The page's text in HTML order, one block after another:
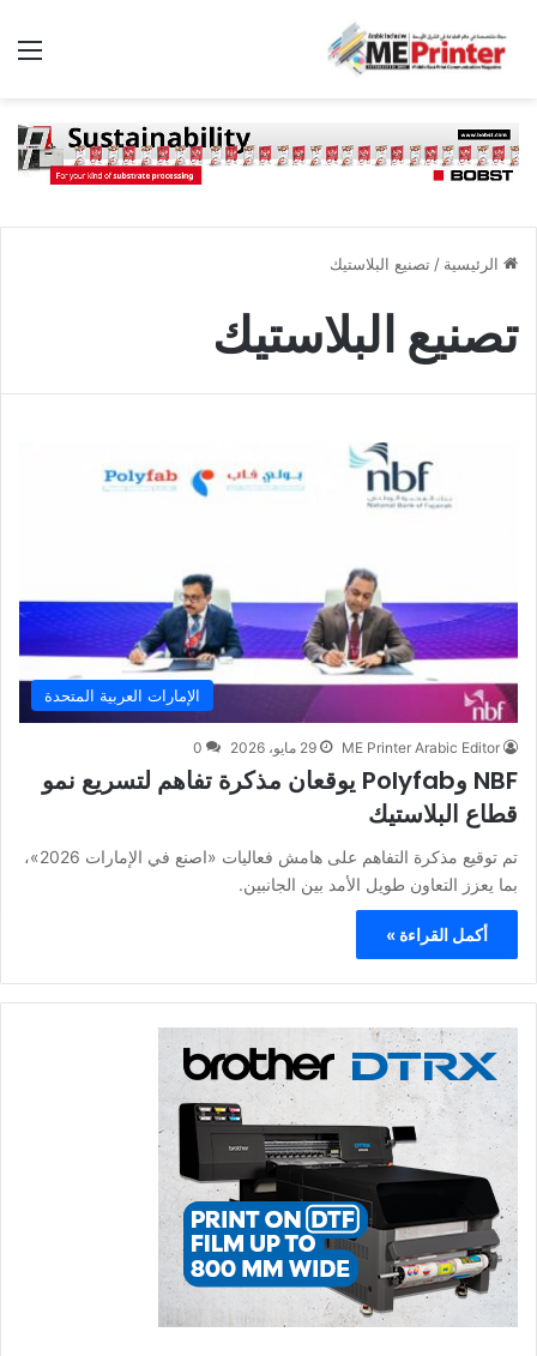
الرئيسية / تصنيع البلاستيك
تصنيع البلاستيك
الإمارات العربية المتحدة
ME Printer Arabic Editor 29 مايو، 2026 0
NBF وPolyfab يوقعان مذكرة تفاهم لتسريع نمو
قطاع البلاستيك
تم توقيع مذكرة التفاهم على هامش فعاليات «اصنع في الإمارات 2026»،
بما يعزز التعاون طويل الأمد بين الجانبين.
أكمل القراءة »